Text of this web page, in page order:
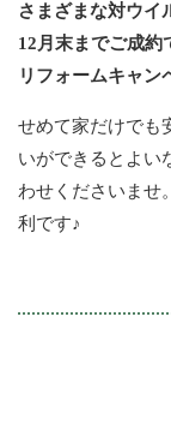
さまざまな対ウイ
12月末までご成約
リフォームキャン
せめて家だけでも
いができるとよい
わせくださいませ
利です♪